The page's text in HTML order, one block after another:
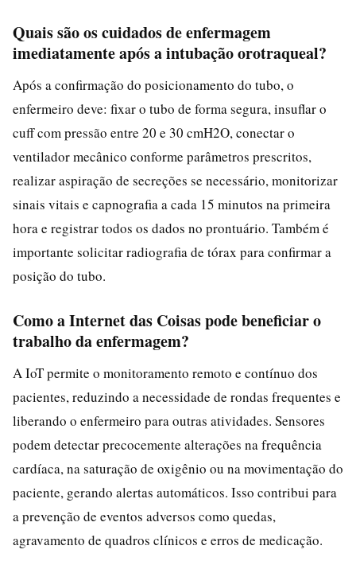
Quais são os cuidados de enfermagem
imediatamente após a intubação orotraqueal?
Após a confirmação do posicionamento do tubo, o
enfermeiro deve: fixar o tubo de forma segura, insuflar o
cuff com pressão entre 20 e 30 cmH2O, conectar o
ventilador mecânico conforme parâmetros prescritos,
realizar aspiração de secreções se necessário, monitorizar
sinais vitais e capnografia a cada 15 minutos na primeira
hora e registrar todos os dados no prontuário. Também é
importante solicitar radiografia de tórax para confirmar a
posição do tubo.
Como a Internet das Coisas pode beneficiar o
trabalho da enfermagem?
A IoT permite o monitoramento remoto e contínuo dos
pacientes, reduzindo a necessidade de rondas frequentes e
liberando o enfermeiro para outras atividades. Sensores
podem detectar precocemente alterações na frequência
cardíaca, na saturação de oxigênio ou na movimentação do
paciente, gerando alertas automáticos. Isso contribui para
a prevenção de eventos adversos como quedas,
agravamento de quadros clínicos e erros de medicação.